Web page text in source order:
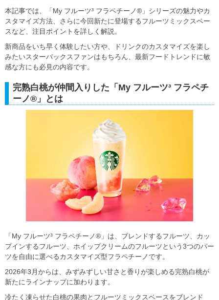
本記事では、「My フルーツ³ フラペチーノ®」シリーズの魅力やカ
スタマイズ方法、さらに今回新たに登場するフルーツミックスベー
スなど、注目ポイントを詳しく解説。
新商品をいち早く体験したい方や、ドリンクのカスタマイズを楽し
みたいスターバックスファンはもちろん、最新フードトレンドに敏
感な方にも必見の内容です。
完熟白桃が仲間入りした「My フルーツ³ フラペチ
ーノ®」とは
「My フルーツ³ フラペチーノ®」は、ブレンドするフルーツ、カッ
プインするフルーツ、ホイップクリームのフルーツという3つのパー
ツを自由に選べるカスタマイズ型フラペチーノです。
2026年3月からは、みずみずしい甘さと香りが楽しめる完熟白桃が
新たにラインナップに加わります。
冷たく凍らせた白桃の果肉とフルーツミックスベースをブレンド